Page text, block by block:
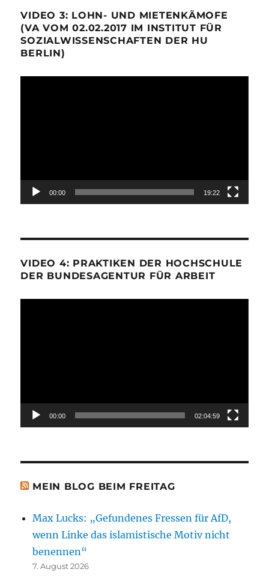
VIDEO 3: LOHN- UND MIETENKÄMOFE
(VA VOM 02.02.2017 IM INSTITUT FÜR
SOZIALWISSENSCHAFTEN DER HU
BERLIN)
00:00 19:22
VIDEO 4: PRAKTIKEN DER HOCHSCHULE
DER BUNDESAGENTUR FÜR ARBEIT
00:00 02:04:59
MEIN BLOG BEIM FREITAG
Max Lucks: „Gefundenes Fressen für AfD,
wenn Linke das islamistische Motiv nicht
benennen“
7. August 2026